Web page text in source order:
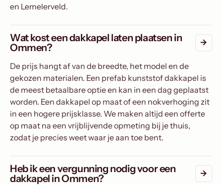
en Lemelerveld.
Wat kost een dakkapel laten plaatsen in
Ommen?
De prijs hangt af van de breedte, het model en de
gekozen materialen. Een prefab kunststof dakkapel is
de meest betaalbare optie en kan in een dag geplaatst
worden. Een dakkapel op maat of een nokverhoging zit
in een hogere prijsklasse. We maken altijd een offerte
op maat na een vrijblijvende opmeting bij je thuis,
zodat je precies weet waar je aan toe bent.
Heb ik een vergunning nodig voor een
dakkapel in Ommen?